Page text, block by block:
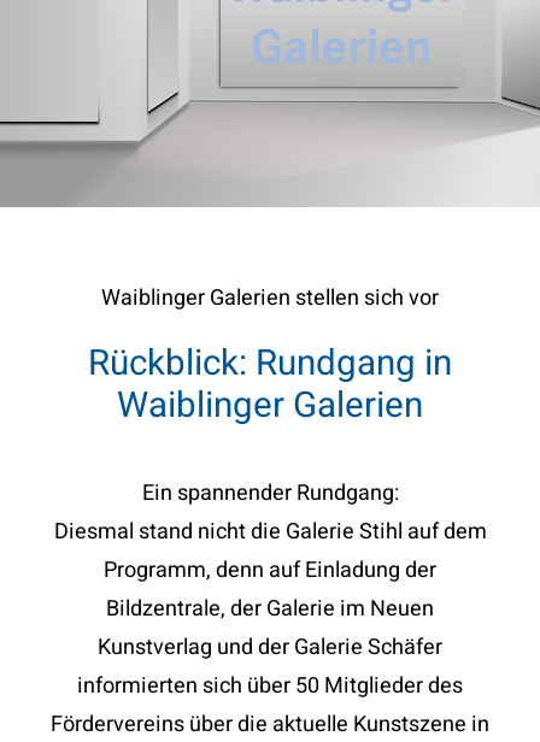
KONTAKT
Waiblinger Galerien stellen sich vor
Rückblick: Rundgang in
Waiblinger Galerien
Ein spannender Rundgang:
Diesmal stand nicht die Galerie Stihl auf dem
Programm, denn auf Einladung der
Bildzentrale, der Galerie im Neuen
Kunstverlag und der Galerie Schäfer
informierten sich über 50 Mitglieder des
Fördervereins über die aktuelle Kunstszene in